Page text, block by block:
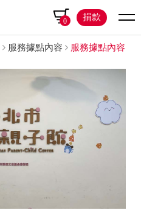
0 捐款
服務據點內容 服務據點內容